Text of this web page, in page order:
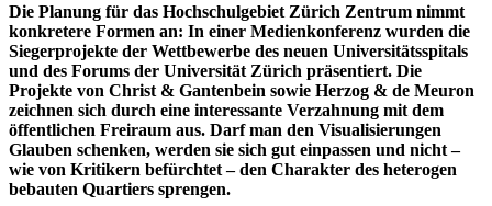
Die Planung für das Hochschulgebiet Zürich Zentrum nimmt
konkretere Formen an: In einer Medienkonferenz wurden die
Siegerprojekte der Wettbewerbe des neuen Universitätsspitals
und des Forums der Universität Zürich präsentiert. Die
Projekte von Christ & Gantenbein sowie Herzog & de Meuron
zeichnen sich durch eine interessante Verzahnung mit dem
öffentlichen Freiraum aus. Darf man den Visualisierungen
Glauben schenken, werden sie sich gut einpassen und nicht –
wie von Kritikern befürchtet – den Charakter des heterogen
bebauten Quartiers sprengen.